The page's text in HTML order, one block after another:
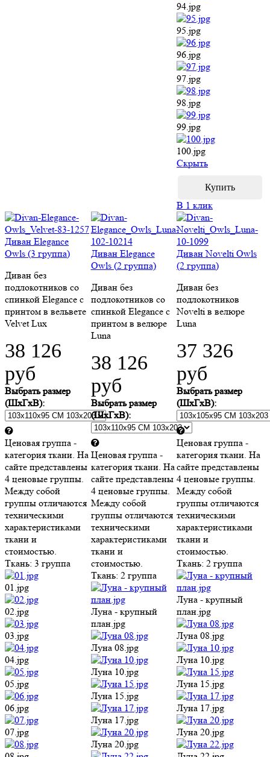
94.jpg
95.jpg
96.jpg
97.jpg
98.jpg
99.jpg
100.jpg
Cкрыть
В 1 клик
Диван Elegance
Owls (3 группа)
Диван без
подлокотников со
спинкой Elegance c
принтом в вельвете
Velvet Lux
38 126
руб
Выбрать размер
(ШхГхВ):
Ценовая группа -
категория ткани. На
сайте представлены
4 ценовые группы.
Между собой
группы отличаются
техническими
характеристиками
ткани и
стоимостью.
Ткань: 3 группа
01.jpg
02.jpg
03.jpg
04.jpg
05.jpg
06.jpg
07.jpg
Диван Elegance
Owls (2 группа)
Диван без
подлокотников со
спинкой Elegance c
принтом в велюре
Luna
38 126
руб
Выбрать размер
(ШхГхВ):
Ценовая группа -
категория ткани. На
сайте представлены
4 ценовые группы.
Между собой
группы отличаются
техническими
характеристиками
ткани и
стоимостью.
Ткань: 2 группа
Луна - крупный
план.jpg
Луна 08.jpg
Луна 10.jpg
Луна 15.jpg
Луна 17.jpg
Луна 20.jpg
Диван Novelti Owls
(2 группа)
Диван без
подлокотников
Novelti в велюре
Luna
37 326
руб
Выбрать размер
(ШхГхВ):
Ценовая группа -
категория ткани. На
сайте представлены
4 ценовые группы.
Между собой
группы отличаются
техническими
характеристиками
ткани и
стоимостью.
Ткань: 2 группа
Луна - крупный
план.jpg
Луна 08.jpg
Луна 10.jpg
Луна 15.jpg
Луна 17.jpg
Луна 20.jpg